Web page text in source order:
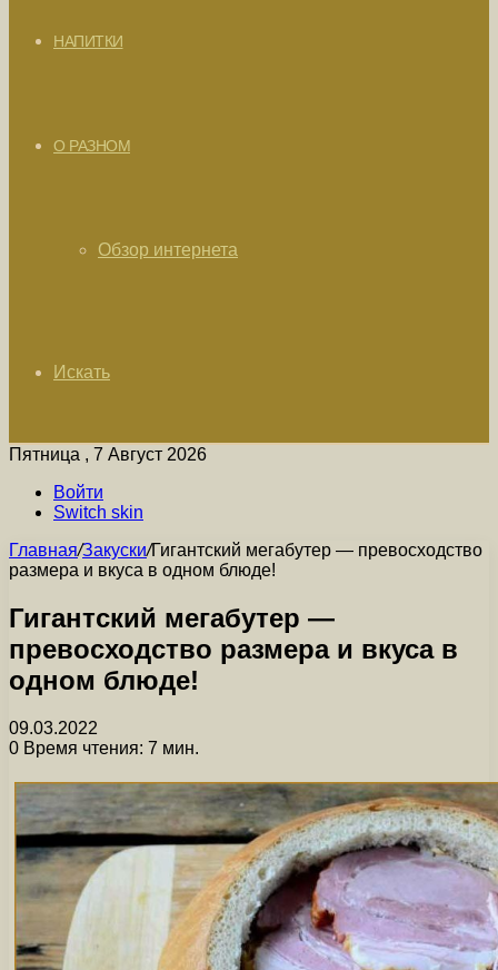
НАПИТКИ
О РАЗНОМ
Обзор интернета
Искать
Пятница , 7 Август 2026
Войти
Switch skin
Главная/Закуски/Гигантский мегабутер — превосходство
размера и вкуса в одном блюде!
Гигантский мегабутер —
превосходство размера и вкуса в
одном блюде!
09.03.2022
0 Время чтения: 7 мин.